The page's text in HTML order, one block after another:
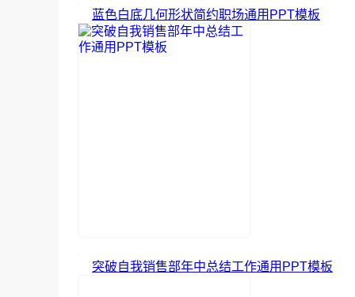
蓝色白底几何形状简约职场通用PPT模板
突破自我销售部年中总结工作通用PPT模板